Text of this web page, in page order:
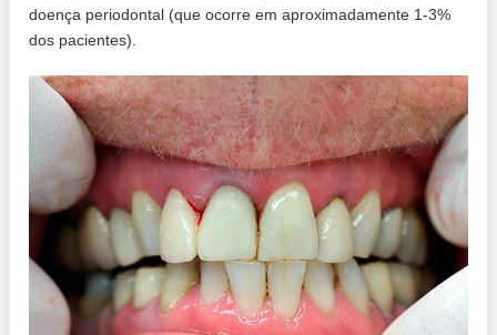
doença periodontal (que ocorre em aproximadamente 1-3%
dos pacientes).